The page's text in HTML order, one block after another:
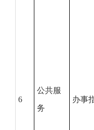
6
公共服
务
办事